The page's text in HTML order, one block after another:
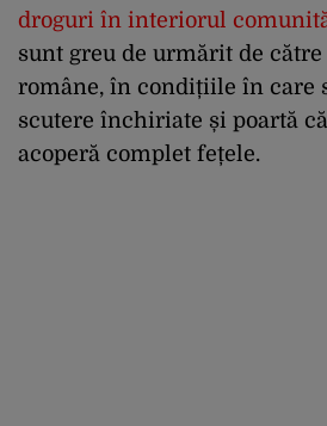
droguri în interiorul
sunt greu de urmărit de
române, în condițiile în care
scutere închiriate și poartă
acoperă complet fețele.